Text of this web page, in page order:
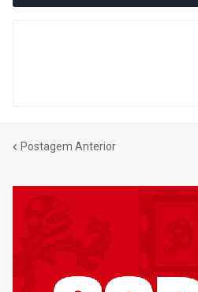
Postagem Anterior